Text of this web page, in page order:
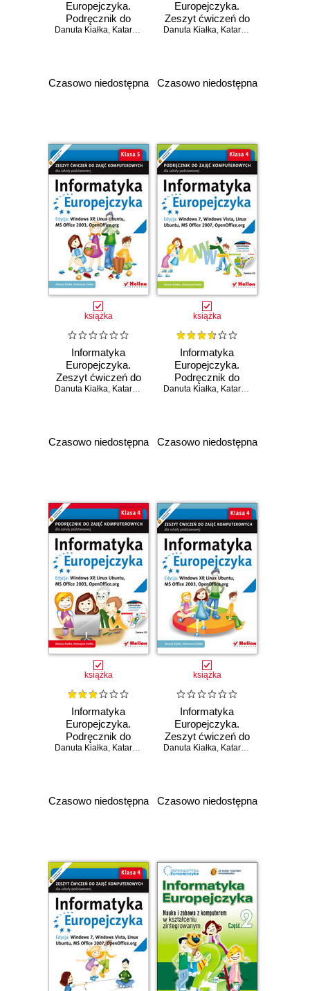
Europejczyka.
Podręcznik do
zajęć
Edycja: Windows
XP, Linux Ubuntu,
Danuta Kiałka, Katarzyna Kiałka
Czasowo niedostępna
Europejczyka.
Zeszyt ćwiczeń do
zajęć
Edycja: Windows
7, Windows Vista,
(Wydanie II)
Danuta Kiałka, Katarzyna Kiałka
Czasowo niedostępna
książka
Informatyka
Europejczyka.
Zeszyt ćwiczeń do
zajęć
Edycja: Windows
XP, Linux Ubuntu,
Danuta Kiałka, Katarzyna Kiałka
Czasowo niedostępna
książka
Informatyka
Europejczyka.
Podręcznik do
zajęć
Edycja: Windows
7, Windows Vista,
(Wydanie II)
Danuta Kiałka, Katarzyna Kiałka
Czasowo niedostępna
książka
Informatyka
Europejczyka.
Podręcznik do
zajęć
Edycja: Windows
XP, Linux Ubuntu,
Danuta Kiałka, Katarzyna Kiałka
Czasowo niedostępna
książka
Informatyka
Europejczyka.
Zeszyt ćwiczeń do
zajęć
Edycja: Windows
XP, Linux Ubuntu,
Danuta Kiałka, Katarzyna Kiałka
Czasowo niedostępna